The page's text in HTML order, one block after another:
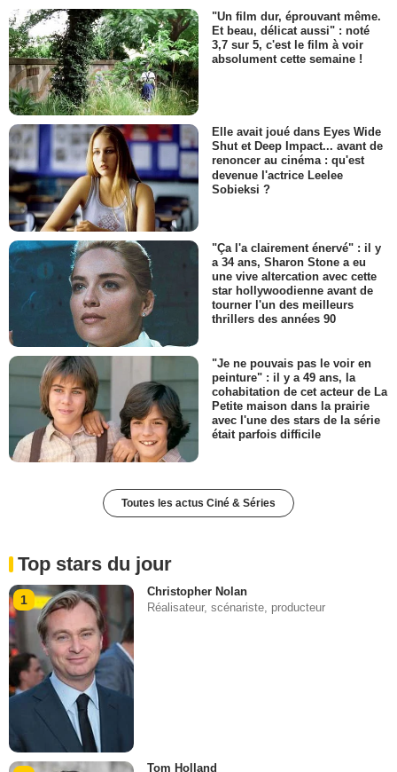
"Un film dur, éprouvant même.
Et beau, délicat aussi" : noté
3,7 sur 5, c'est le film à voir
absolument cette semaine !
Elle avait joué dans Eyes Wide
Shut et Deep Impact... avant de
renoncer au cinéma : qu'est
devenue l'actrice Leelee
Sobieksi ?
"Ça l'a clairement énervé" : il y
a 34 ans, Sharon Stone a eu
une vive altercation avec cette
star hollywoodienne avant de
tourner l'un des meilleurs
thrillers des années 90
"Je ne pouvais pas le voir en
peinture" : il y a 49 ans, la
cohabitation de cet acteur de La
Petite maison dans la prairie
avec l'une des stars de la série
était parfois difficile
Toutes les actus Ciné & Séries
Top stars du jour
1
Christopher Nolan
Réalisateur, scénariste, producteur
Tom Holland